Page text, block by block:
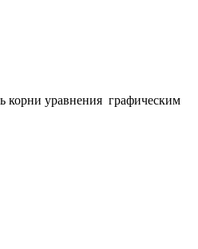
корни уравнения графическим